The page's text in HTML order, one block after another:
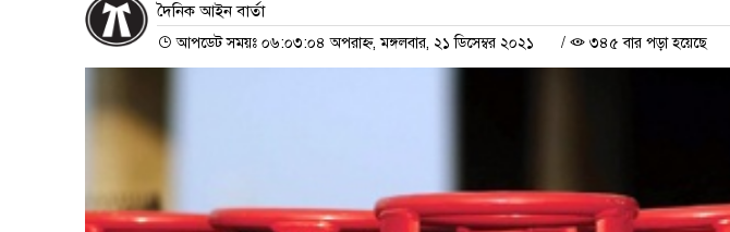
দৈনিক আইন বার্তা
আপডেট সময়ঃ ০৬:০৩:০৪ অপরাহ্ন, মঙ্গলবার, ২১ ডিসেম্বর ২০২১ / ৩৪৫ বার পড়া হয়েছে